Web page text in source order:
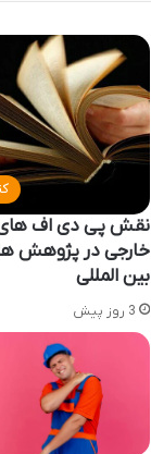
نقش پی دی اف
خارجی در پژوهش
بین المللی
3 روز پیش